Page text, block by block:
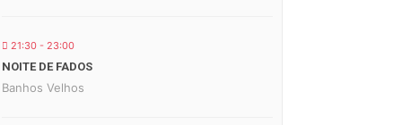
21:30 - 23:00
NOITE DE FADOS
Banhos Velhos